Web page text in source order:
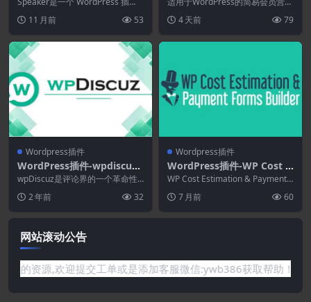
插件
似人类...
11 月前 53
WordPress插件
要一个行销联盟...
4 天前 79
Wordpress插件
WordPress插件-wpdiscuz
premium extensions bun
dle[wpDiscuz拓展]
wpDiscuz是评论界的一个革命性
视角。这个插件改变了你的网站讨
论体验,并为你...
2 年前 32
Wordpress插件
WordPress插件-WP Cost E
stimation & Payment For
ms Builder 10.3.0
WP Cost Estimation & Payment F
orms B...
7 月前 60
网站滚动公告
你需要的资源,欢迎提交工单或是添加客服微信:ywb386获取帮